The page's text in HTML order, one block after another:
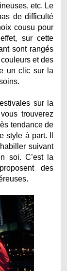
etc. Le
de difficulté
cousu pour
sur cette
sont rangés
et des
un clic sur la
sur la
trouverez
tendance de
style à part. Il
suivant
soi. C’est la
des